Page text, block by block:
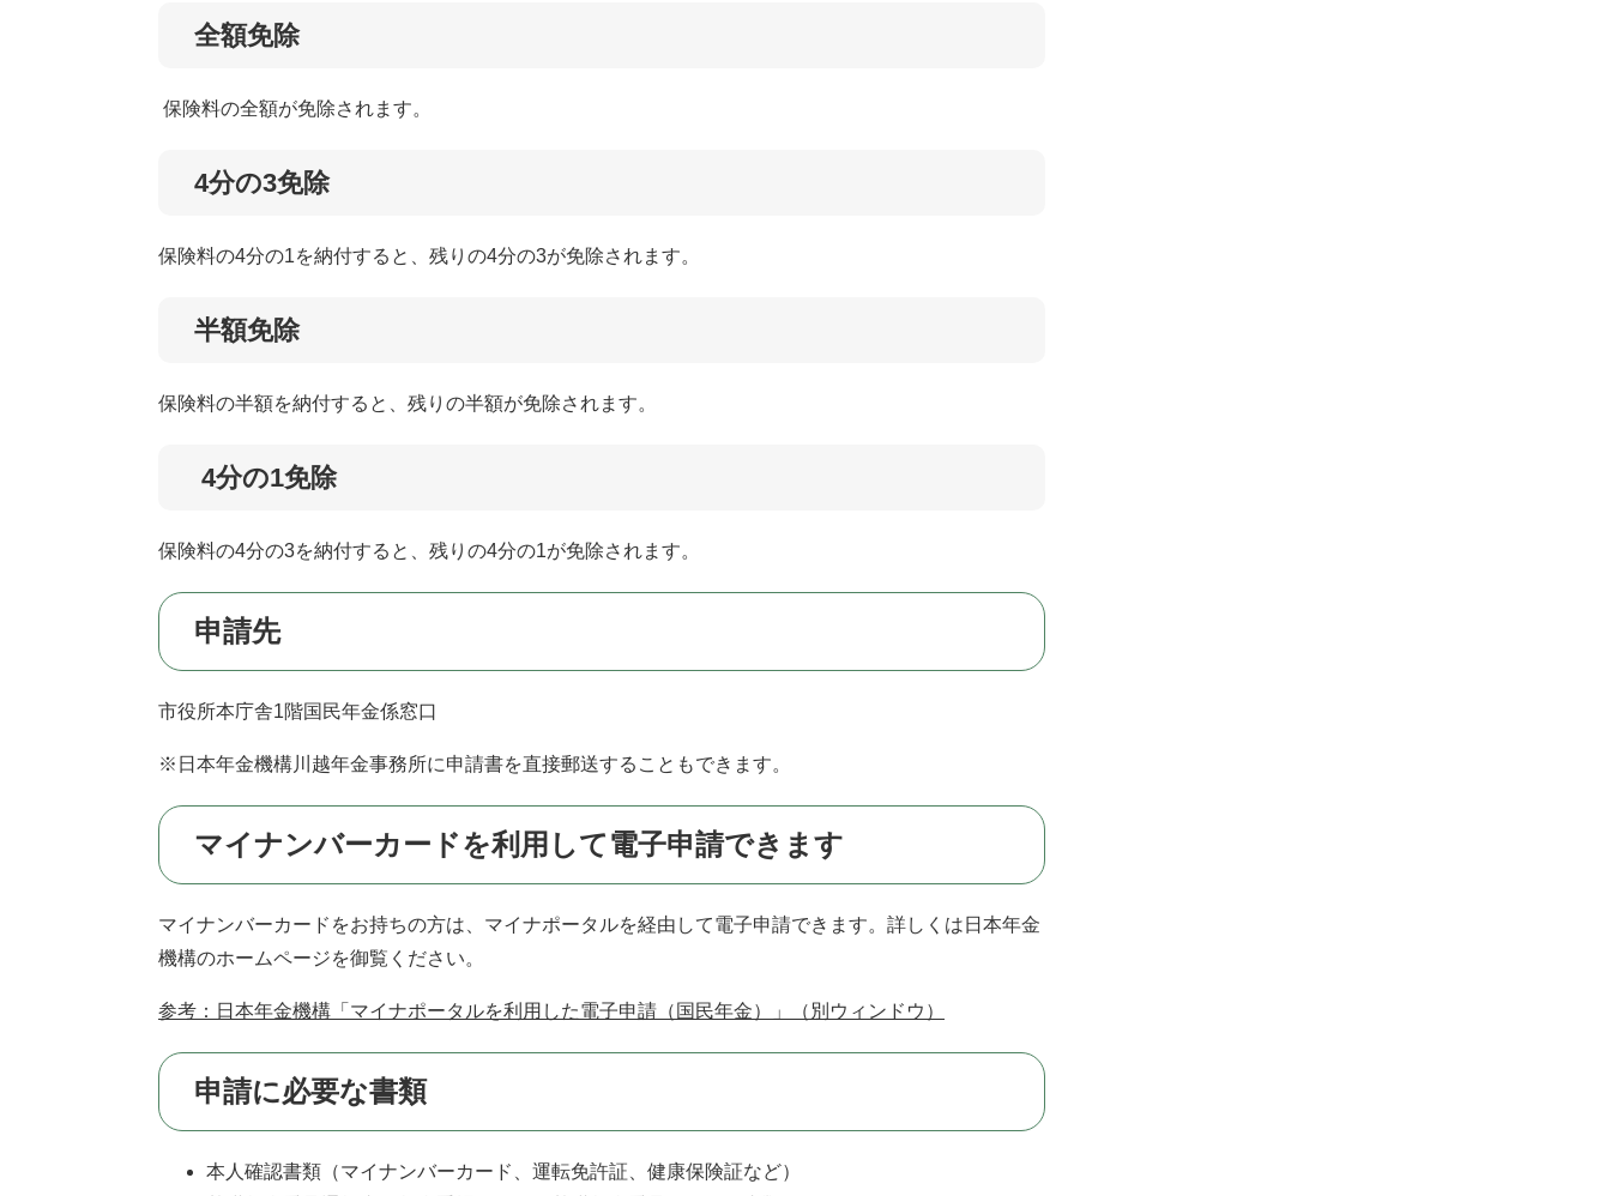
全額免除
保険料の全額が免除されます。
4分の3免除
保険料の4分の1を納付すると、残りの4分の3が免除されます。
半額免除
保険料の半額を納付すると、残りの半額が免除されます。
4分の1免除
保険料の4分の3を納付すると、残りの4分の1が免除されます。
申請先
市役所本庁舎1階国民年金係窓口
※日本年金機構川越年金事務所に申請書を直接郵送することもできます。
マイナンバーカードを利用して電子申請できます
マイナンバーカードをお持ちの方は、マイナポータルを経由して電子申請できます。詳しくは日本年金
機構のホームページを御覧ください。
参考：日本年金機構「マイナポータルを利用した電子申請（国民年金）」（別ウィンドウ）
申請に必要な書類
本人確認書類（マイナンバーカード、運転免許証、健康保険証など）